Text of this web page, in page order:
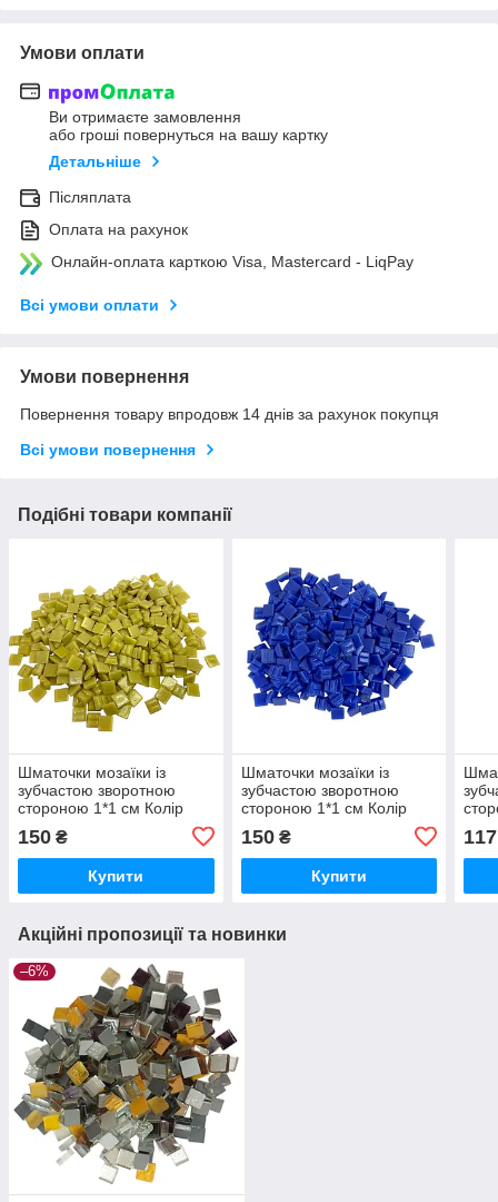
Умови оплати
Ви отримаєте замовлення
або гроші повернуться на вашу картку
Детальніше
Післяплата
Оплата на рахунок
Онлайн-оплата карткою Visa, Mastercard - LiqPay
Всі умови оплати
Умови повернення
Повернення товару впродовж 14 днів за рахунок покупця
Всі умови повернення
Подібні товари компанії
Шматочки мозаїки із
зубчастою зворотною
стороною 1*1 см Колір
грам) Форма квадрат
150 ₴
Купити
Шматочки мозаїки із
зубчастою зворотною
стороною 1*1 см Колір
синій (300 штук 200 грам)
Форма квадрат
150₴
Купити
117
Акційні пропозиції та новинки
–6%